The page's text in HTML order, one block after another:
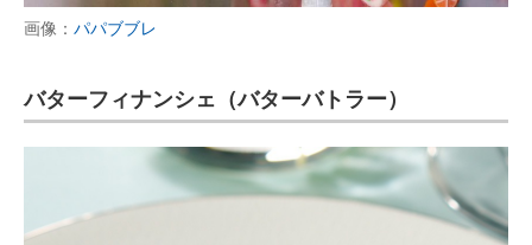
画像： パパブブレ
バターフィナンシェ（バターバトラー）